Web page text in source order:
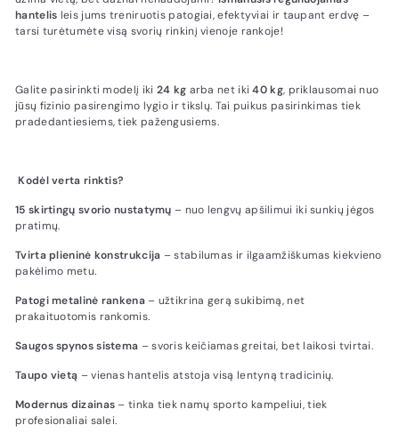
hantelis leis jums treniruotis patogiai, efektyviai ir taupant erdvę –
tarsi turėtumėte visą svorių rinkinį vienoje rankoje!
Galite pasirinkti modelį iki 24 kg arba net iki40 kg, priklausomai nuo
jūsų fizinio pasirengimo lygio ir tikslų. Tai puikus pasirinkimas tiek
pradedantiesiems, tiek pažengusiems.
Kodėl verta rinktis?
15 skirtingų svorio nustatymų – nuo lengvų apšilimui iki sunkių jėgos
pratimų.
Tvirta plieninė konstrukcija – stabilumas ir ilgaamžiškumas kiekvieno
pakėlimo metu.
Patogi metalinė rankena– užtikrina gerą sukibimą, net
prakaituotomis rankomis.
Saugos spynos sistema – svoris keičiamas greitai, bet laikosi tvirtai.
Taupo vietą – vienas hantelis atstoja visą lentyną tradicinių.
Modernus dizainas – tinka tiek namų sporto kampeliui, tiek
profesionaliai salei.